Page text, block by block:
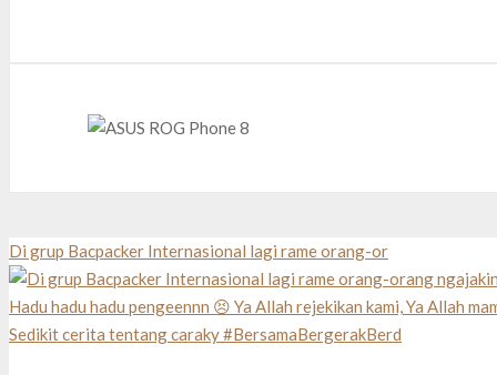
Di grup Bacpacker Internasional lagi rame orang-or
Sedikit cerita tentang caraky #BersamaBergerakBerd